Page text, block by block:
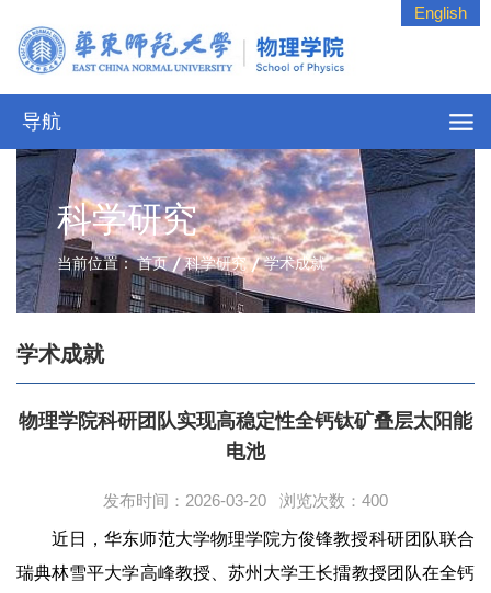
English
导航
科学研究
当前位置：首页 科学研究 学术成就
学术成就
物理学院科研团队实现高稳定性全钙钛矿叠层太阳能
电池
发布时间：2026-03-20 浏览次数： 400
近日，华东师范大学物理学院方俊锋教授科研团队联合
瑞典林雪平大学高峰教授、苏州大学王长擂教授团队在全钙